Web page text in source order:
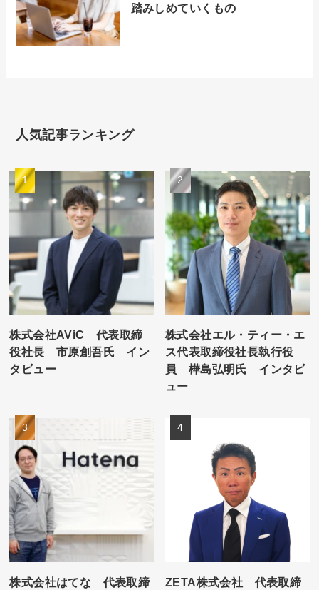
踏みしめていくもの
人気記事ランキング
株式会社AViC 代表取締
役社長 市原創吾氏 イン
タビュー
株式会社エル・ティー・エ
ス代表取締役社長執行役
員 樺島弘明氏 インタビ
ュー
株式会社はてな 代表取締
ZETA株式会社 代表取締